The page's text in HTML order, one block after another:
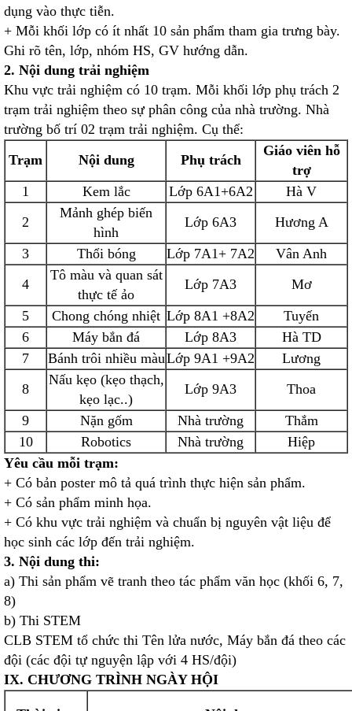
dụng vào thực tiễn.
+ Mỗi khối lớp có ít nhất 10 sản phẩm tham gia trưng bày.
Ghi rõ tên, lớp, nhóm HS, GV hướng dẫn.
2. Nội dung trải nghiệm
Khu vực trải nghiệm có 10 trạm. Mỗi khối lớp phụ trách 2
trạm trải nghiệm theo sự phân công của nhà trường. Nhà
trường bố trí 02 trạm trải nghiệm. Cụ thể:
Trạm
Nội dung Phụ trách
Giáo viên hỗ
trợ
1
Kem lắc Lớp 6A1+6A2
Hà V
2
Mảnh ghép biến
hình
Lớp 6A3
Hương A
3
Thổi bóng Lớp 7A1+ 7A2
Vân Anh
4
Tô màu và quan sát
thực tế ảo
Lớp 7A3
Mơ
5
Chong chóng nhiệt Lớp 8A1 +8A2
Tuyến
6
Máy bắn đá Lớp 8A3
Hà TD
7
Bánh trôi nhiều màuLớp 9A1 +9A2
Lương
8
Nấu kẹo (kẹo thạch,
kẹo lạc..)
Lớp 9A3
Thoa
9
Nặn gốm Nhà trường
Thắm
10
Robotics Nhà trường
Hiệp
Yêu cầu mỗi trạm:
+ Có bản poster mô tả quá trình thực hiện sản phẩm.
+ Có sản phẩm minh họa.
+ Có khu vực trải nghiệm và chuẩn bị nguyên vật liệu để
học sinh các lớp đến trải nghiệm.
3. Nội dung thi:
a) Thi sản phẩm vẽ tranh theo tác phẩm văn học (khối 6, 7,
8)
b) Thi STEM
CLB STEM tổ chức thi Tên lửa nước, Máy bắn đá theo các
đội (các đội tự nguyện lập với 4 HS/đội)
IX. CHƯƠNG TRÌNH NGÀY HỘI